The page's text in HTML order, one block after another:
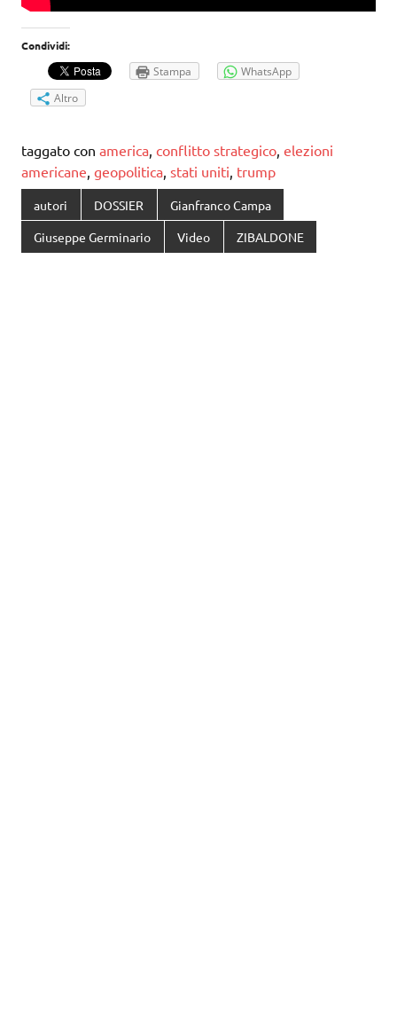
Condividi:
Stampa
WhatsApp
Altro
taggato con america conflitto strategico elezioni
americane geopolitica stati uniti trump
autori DOSSIER Gianfranco Campa
Giuseppe Germinario Video ZIBALDONE